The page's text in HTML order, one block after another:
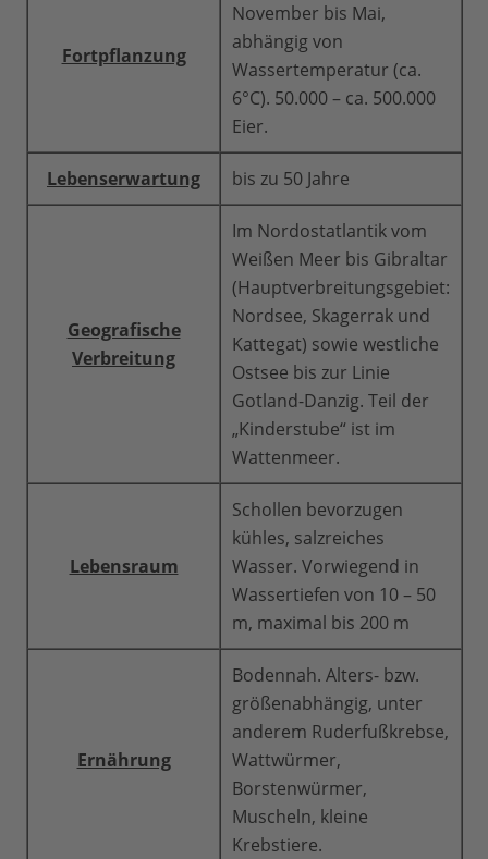
Fortpflanzung
November bis Mai,
abhängig von
Wassertemperatur (ca.
6°C). 50.000 – ca. 500.000
Eier.
Lebenserwartung bis zu 50 Jahre
Geografische
Verbreitung
Im Nordostatlantik vom
Weißen Meer bis Gibraltar
(Hauptverbreitungsgebiet:
Nordsee, Skagerrak und
Kattegat) sowie westliche
Ostsee bis zur Linie
Gotland-Danzig. Teil der
„Kinderstube“ ist im
Wattenmeer.
Lebensraum
Schollen bevorzugen
kühles, salzreiches
Wasser. Vorwiegend in
Wassertiefen von 10 – 50
m, maximal bis 200 m
Ernährung
Bodennah. Alters- bzw.
größenabhängig, unter
anderem Ruderfußkrebse,
Wattwürmer,
Borstenwürmer,
Muscheln, kleine
Krebstiere.